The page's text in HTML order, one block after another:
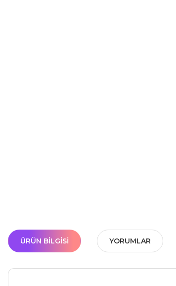
ÜRÜN BILGISI YORUMLAR